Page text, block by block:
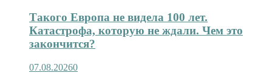
Такого Европа не видела 100 лет.
Катастрофа, которую не ждали. Чем это
закончится?
07.08.20260